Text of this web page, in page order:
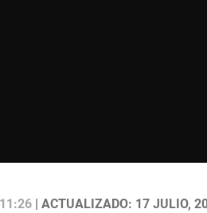
| ACTUALIZADO: 17 JULIO,